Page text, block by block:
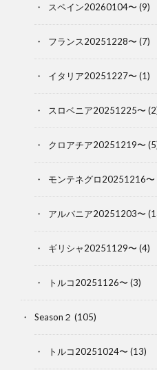
スペイン20260104〜 (9)
フランス20251228〜 (7)
イタリア20251227〜 (1)
スロベニア20251225〜
クロアチア20251219〜
モンテネグロ20251216〜
アルバニア20251203〜
ギリシャ20251129〜 (4)
トルコ20251126〜 (3)
Season２ (105)
トルコ20251024〜 (13)